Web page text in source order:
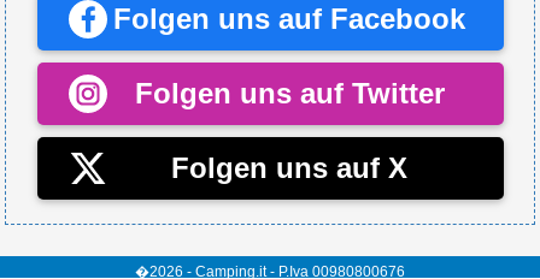
Folgen uns auf Facebook
Folgen uns auf Twitter
Folgen uns auf X
�2026 - Camping.it - P.Iva 00980800676